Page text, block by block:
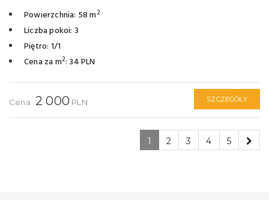
Powierzchnia: 58 m2
Liczba pokoi: 3
Piętro: 1/1
Cena za m2: 34 PLN
Cena 2 000 PLN SZCZEGÓŁY
1 2 3 4 5